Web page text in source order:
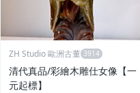
ZH Studio 歐洲古董
清代真品/彩繪木雕仕女像【一
元起標】